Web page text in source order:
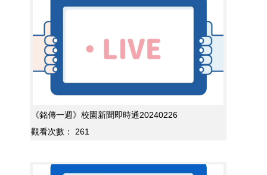
《銘傳一週》校園新聞即時通20240226
觀看次數：
261